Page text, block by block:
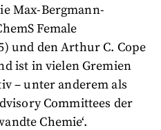
Max-Bergmann-
Female
und den Arthur C. Cope
ist in vielen Gremien
– unter anderem als
Committees der
Chemie‘.